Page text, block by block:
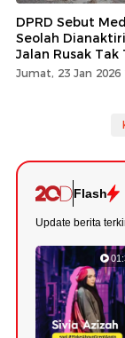
DPRD Sebut
Seolah
Jalan Rusak Tak
Jumat, 23 Jan 2026
Flash
Update berita